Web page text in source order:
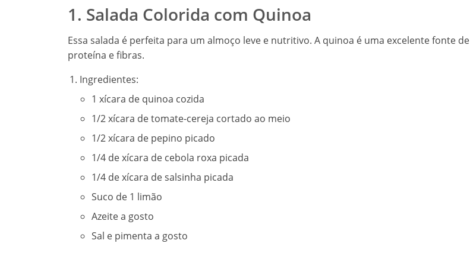
1. Salada Colorida com Quinoa
Essa salada é perfeita para um almoço leve e nutritivo. A quinoa é uma excelente fonte de
proteína e fibras.
Ingredientes:
1 xícara de quinoa cozida
1/2 xícara de tomate-cereja cortado ao meio
1/2 xícara de pepino picado
1/4 de xícara de cebola roxa picada
1/4 de xícara de salsinha picada
Suco de 1 limão
Azeite a gosto
Sal e pimenta a gosto